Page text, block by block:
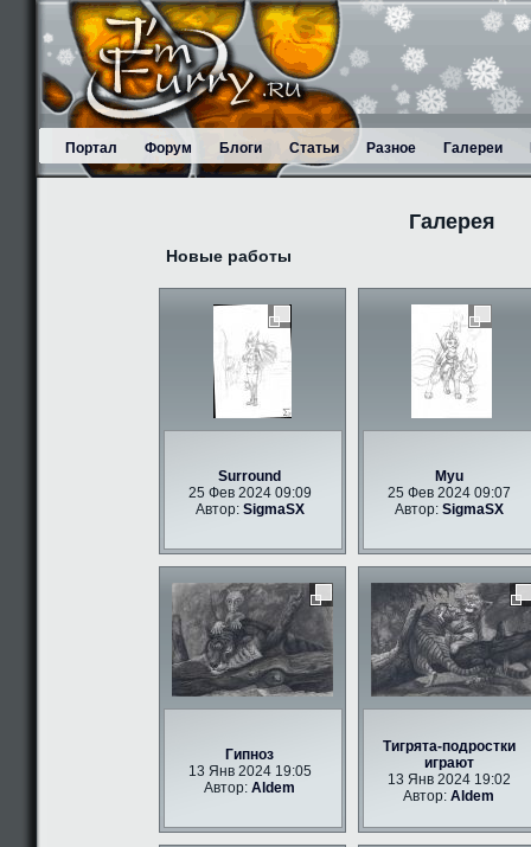
Портал Форум Блоги Статьи Разное Галереи
Галерея
Новые работы
Surround
25 Фев 2024 09:09
Автор: SigmaSX
Myu
25 Фев 2024 09:07
Автор: SigmaSX
Гипноз
13 Янв 2024 19:05
Автор:Aldem
Тигрята-подростки
играют
13 Янв 2024 19:02
Автор:Aldem